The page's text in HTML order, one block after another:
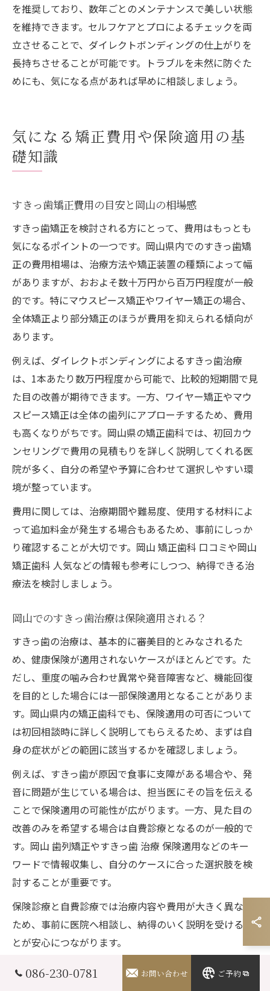
を推奨しており、数年ごとのメンテナンスで美しい状態
を維持できます。セルフケアとプロによるチェックを両
立させることで、ダイレクトボンディングの仕上がりを
長持ちさせることが可能です。トラブルを未然に防ぐた
めにも、気になる点があれば早めに相談しましょう。
気になる矯正費用や保険適用の基
礎知識
すきっ歯矯正費用の目安と岡山の相場感
すきっ歯矯正を検討される方にとって、費用はもっとも
気になるポイントの一つです。岡山県内でのすきっ歯矯
正の費用相場は、治療方法や矯正装置の種類によって幅
がありますが、おおよそ数十万円から百万円程度が一般
的です。特にマウスピース矯正やワイヤー矯正の場合、
全体矯正より部分矯正のほうが費用を抑えられる傾向が
あります。
例えば、ダイレクトボンディングによるすきっ歯治療
は、1本あたり数万円程度から可能で、比較的短期間で見
た目の改善が期待できます。一方、ワイヤー矯正やマウ
スピース矯正は全体の歯列にアプローチするため、費用
も高くなりがちです。岡山県の矯正歯科では、初回カウ
ンセリングで費用の見積もりを詳しく説明してくれる医
院が多く、自分の希望や予算に合わせて選択しやすい環
境が整っています。
費用に関しては、治療期間や難易度、使用する材料によ
って追加料金が発生する場合もあるため、事前にしっか
り確認することが大切です。岡山 矯正歯科 口コミや岡山
矯正歯科 人気などの情報も参考にしつつ、納得できる治
療法を検討しましょう。
岡山でのすきっ歯治療は保険適用される？
すきっ歯の治療は、基本的に審美目的とみなされるた
め、健康保険が適用されないケースがほとんどです。た
だし、重度の噛み合わせ異常や発音障害など、機能回復
を目的とした場合には一部保険適用となることがありま
す。岡山県内の矯正歯科でも、保険適用の可否について
は初回相談時に詳しく説明してもらえるため、まずは自
身の症状がどの範囲に該当するかを確認しましょう。
例えば、すきっ歯が原因で食事に支障がある場合や、発
音に問題が生じている場合は、担当医にその旨を伝える
ことで保険適用の可能性が広がります。一方、見た目の
改善のみを希望する場合は自費診療となるのが一般的で
す。岡山 歯列矯正やすきっ歯 治療 保険適用などのキー
ワードで情報収集し、自分のケースに合った選択肢を検
討することが重要です。
保険診療と自費診療では治療内容や費用が大きく異なる
ため、事前に医院へ相談し、納得のいく説明を受けるこ
とが安心につながります。
自費と保険の違いで費用が変わる理由
086-230-0781 お問い合わせ ご予約